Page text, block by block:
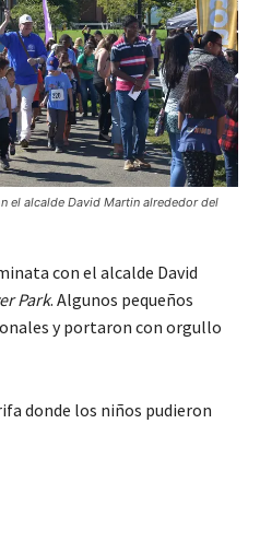
el alcalde David Martin alrededor del
con el alcalde David
Park. Algunos pequeños
y portaron con orgullo
donde los niños pudieron